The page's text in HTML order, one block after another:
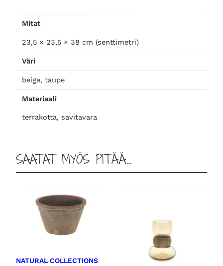
r
t
o
Mitat
23,5 × 23,5 × 38 cm (senttimetri)
Väri
beige, taupe
Materiaali
terrakotta, savitavara
SAATAT MYÖS PITÄÄ…
NATURAL COLLECTIONS